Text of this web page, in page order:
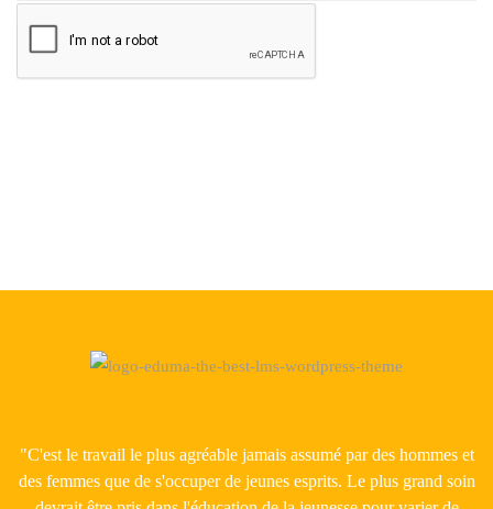
"C'est le travail le plus agréable jamais assumé par des hommes et
des femmes que de s'occuper de jeunes esprits. Le plus grand soin